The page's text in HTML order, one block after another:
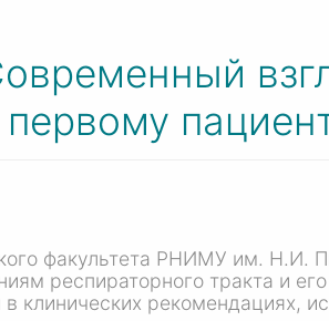
факультета РНИМУ им. Н.И.
респираторного тракта и
клинических